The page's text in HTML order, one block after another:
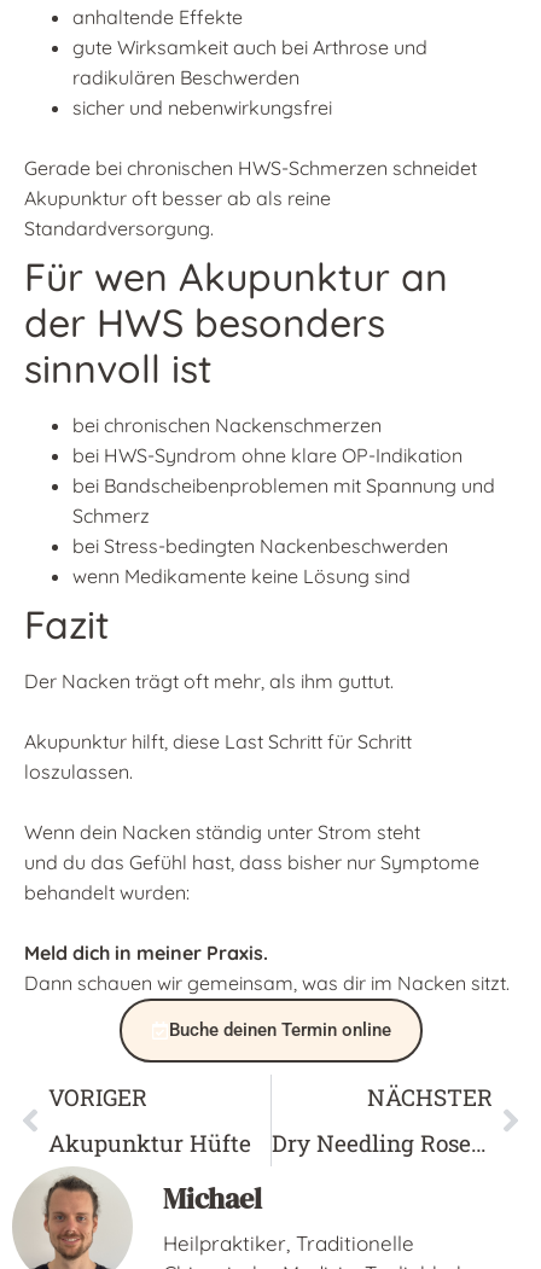
anhaltende Effekte
gute Wirksamkeit auch bei Arthrose und
radikulären Beschwerden
sicher und nebenwirkungsfrei
Gerade bei chronischen HWS-Schmerzen schneidet
Akupunktur oft besser ab als reine
Standardversorgung.
Für wen Akupunktur an
der HWS besonders
sinnvoll ist
bei chronischen Nackenschmerzen
bei HWS-Syndrom ohne klare OP-Indikation
bei Bandscheibenproblemen mit Spannung und
Schmerz
bei Stress-bedingten Nackenbeschwerden
wenn Medikamente keine Lösung sind
Fazit
Der Nacken trägt oft mehr, als ihm guttut.
Akupunktur hilft, diese Last Schritt für Schritt
loszulassen.
Wenn dein Nacken ständig unter Strom steht
und du das Gefühl hast, dass bisher nur Symptome
behandelt wurden:
Meld dich in meiner Praxis.
Dann schauen wir gemeinsam, was dir im Nacken sitzt.
Buche deinen Termin online
VORIGER
Akupunktur Hüfte
NÄCHSTER
Dry Needling Rosenheim
Michael
Heilpraktiker, Traditionelle